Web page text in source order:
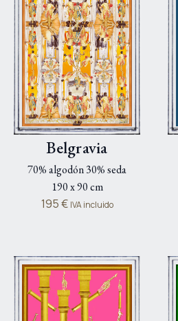
Belgravia
70% algodón 30% seda
190 x 90 cm
195€ IVA incluido